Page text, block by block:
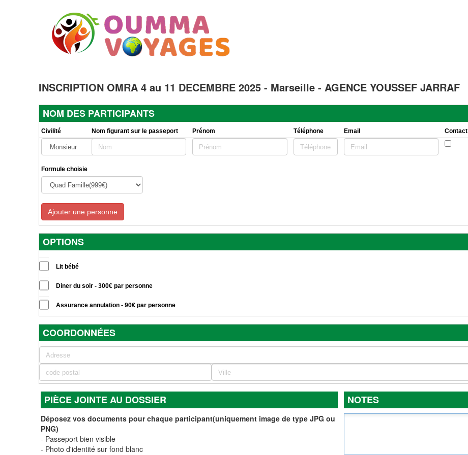
INSCRIPTION OMRA 4 au 11 DECEMBRE 2025 - Marseille - AGENCE YOUSSEF JARRAF
NOM DES PARTICIPANTS
Civilité Nom figurant sur le passeport Prénom Téléphone Email Contact
Formule choisie
Ajouter une personne
OPTIONS
Lit bébé
Diner du soir - 300€ par personne
Assurance annulation - 90€ par personne
COORDONNÉES
PIÈCE JOINTE AU DOSSIER
Déposez vos documents pour chaque participant(uniquement image de type JPG ou
PNG)
- Passeport bien visible
- Photo d'identité sur fond blanc
NOTES